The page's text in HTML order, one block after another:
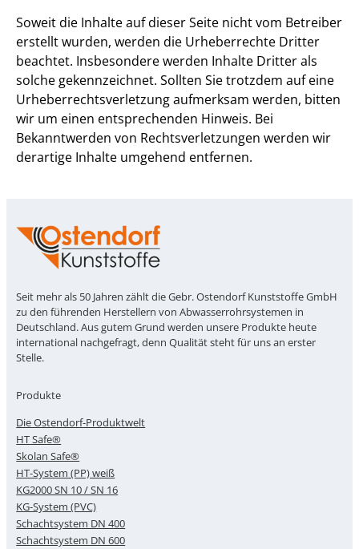
Soweit die Inhalte auf dieser Seite nicht vom Betreiber
erstellt wurden, werden die Urheberrechte Dritter
beachtet. Insbesondere werden Inhalte Dritter als
solche gekennzeichnet. Sollten Sie trotzdem auf eine
Urheberrechtsverletzung aufmerksam werden, bitten
wir um einen entsprechenden Hinweis. Bei
Bekanntwerden von Rechtsverletzungen werden wir
derartige Inhalte umgehend entfernen.
Seit mehr als 50 Jahren zählt die Gebr. Ostendorf Kunststoffe GmbH
zu den führenden Herstellern von Abwasserrohrsystemen in
Deutschland. Aus gutem Grund werden unsere Produkte heute
international nachgefragt, denn Qualität steht für uns an erster
Stelle.
Produkte
Die Ostendorf-Produktwelt
HT Safe®
Skolan Safe®
HT-System (PP) weiß
KG2000 SN 10 / SN 16
KG-System (PVC)
Schachtsystem DN 400
Schachtsystem DN 600